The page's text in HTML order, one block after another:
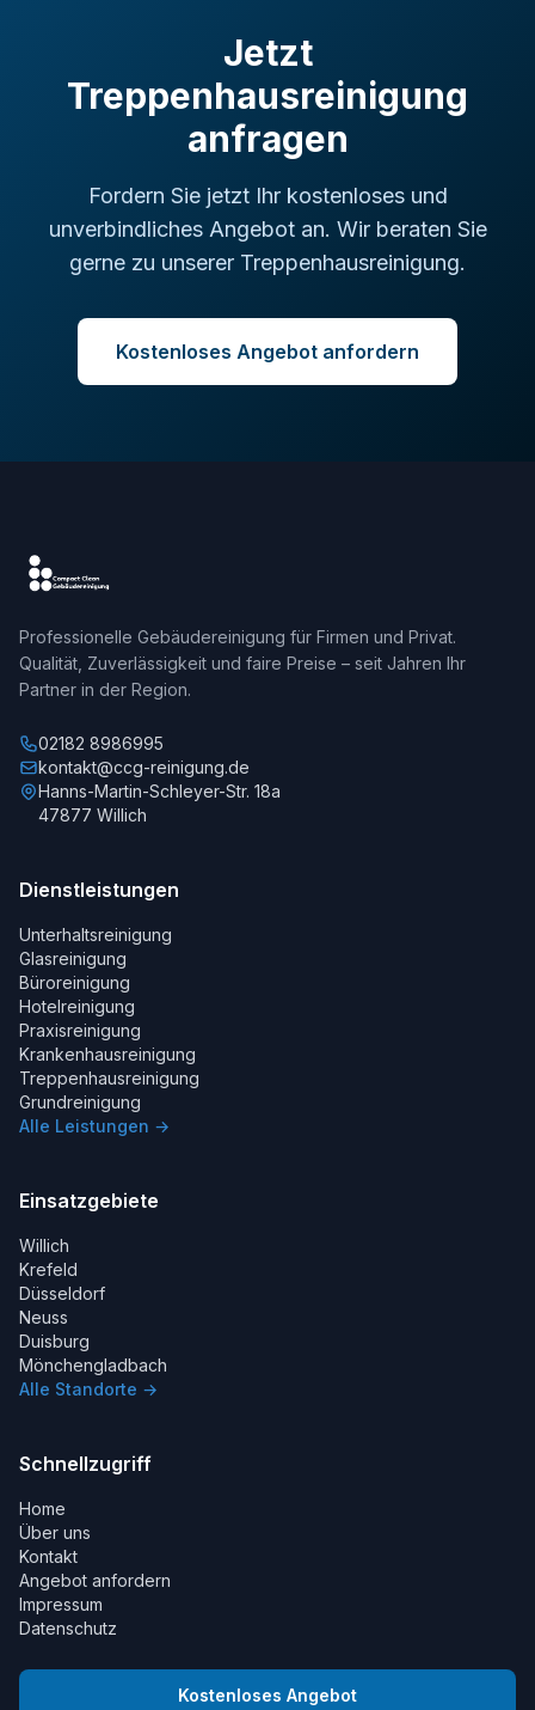
Jetzt
Treppenhausreinigung
anfragen
Fordern Sie jetzt Ihr kostenloses und
unverbindliches Angebot an. Wir beraten Sie
gerne zu unserer Treppenhausreinigung.
Kostenloses Angebot anfordern
Professionelle Gebäudereinigung für Firmen und Privat.
Qualität, Zuverlässigkeit und faire Preise – seit Jahren Ihr
Partner in der Region.
02182 8986995
kontakt@ccg-reinigung.de
Hanns-Martin-Schleyer-Str. 18a
47877 Willich
Dienstleistungen
Unterhaltsreinigung
Glasreinigung
Büroreinigung
Hotelreinigung
Praxisreinigung
Krankenhausreinigung
Treppenhausreinigung
Grundreinigung
Alle Leistungen →
Einsatzgebiete
Willich
Krefeld
Düsseldorf
Neuss
Duisburg
Mönchengladbach
Alle Standorte →
Schnellzugriff
Home
Über uns
Kontakt
Angebot anfordern
Impressum
Datenschutz
Kostenloses Angebot